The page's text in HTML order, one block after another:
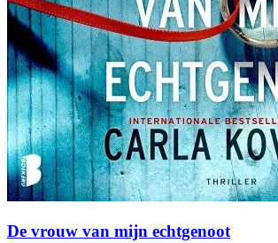
De vrouw van mijn echtgenoot